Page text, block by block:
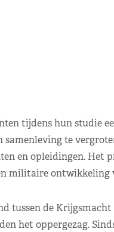
tijdens hun studie
te
en opleidingen. Het
militaire
tussen de
het oppergezag.